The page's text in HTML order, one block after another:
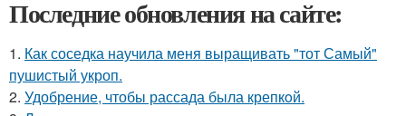
Последние обновления на сайте:
1. Как соседка научила меня выращивать "тот Самый"
пушистый укроп.
2. Удобрение, чтобы рассада была крепкoй.